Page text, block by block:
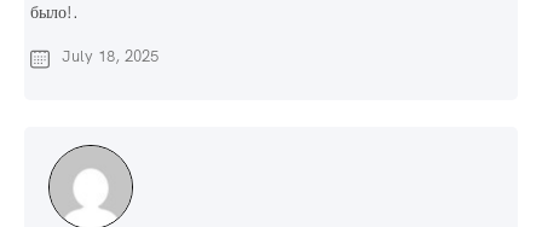
было!.
July 18, 2025